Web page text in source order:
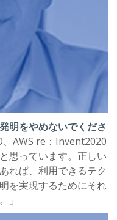
明をやめないでくださ
、AWS re：Invent2020
思っています。正しい
れば、利用できるテク
を実現するためにそれ
」